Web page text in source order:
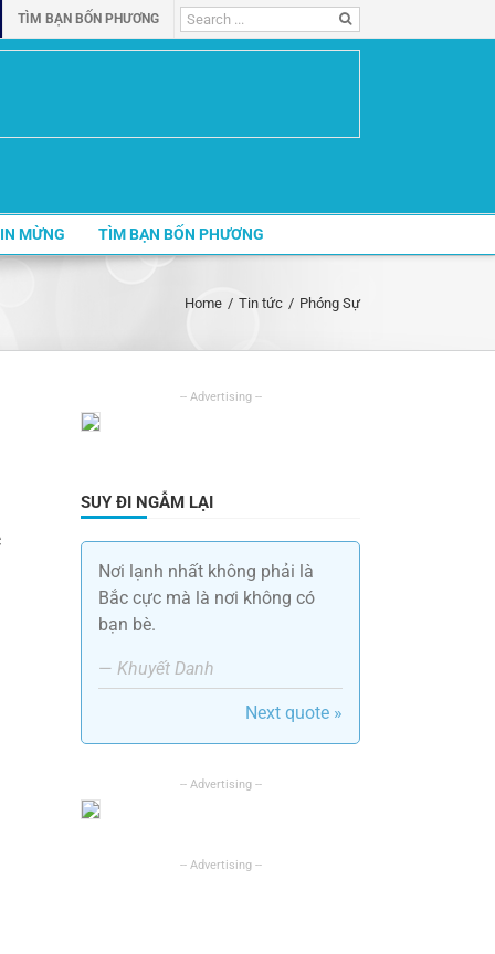
TÌM BẠN BỐN PHƯƠNG
Search
for:
MỪNG TÌM BẠN BỐN PHƯƠNG
Home / Tin tức / Phóng Sự
SUY ĐI NGẪM LẠI
Nơi lạnh nhất không phải là
Bắc cực mà là nơi không có
bạn bè.
— Khuyết Danh
Next quote »